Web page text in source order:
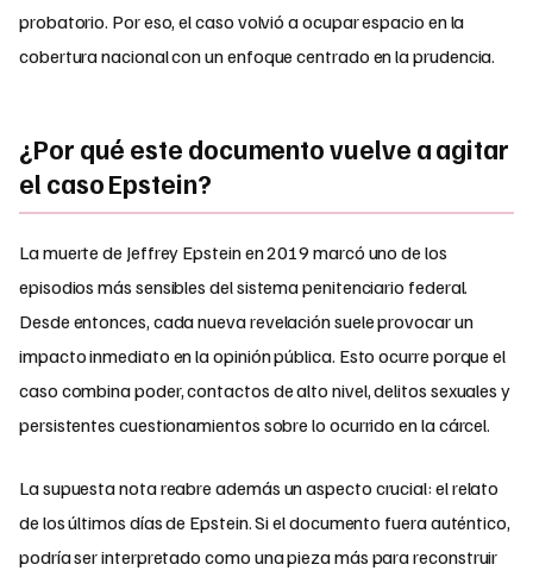
probatorio. Por eso, el caso volvió a ocupar espacio en la
cobertura nacional con un enfoque centrado en la prudencia.
¿Por qué este documento vuelve a agitar
el caso Epstein?
La muerte de Jeffrey Epstein en 2019 marcó uno de los
episodios más sensibles del sistema penitenciario federal.
Desde entonces, cada nueva revelación suele provocar un
impacto inmediato en la opinión pública. Esto ocurre porque el
caso combina poder, contactos de alto nivel, delitos sexuales y
persistentes cuestionamientos sobre lo ocurrido en la cárcel.
La supuesta nota reabre además un aspecto crucial: el relato
de los últimos días de Epstein. Si el documento fuera auténtico,
podría ser interpretado como una pieza más para reconstruir